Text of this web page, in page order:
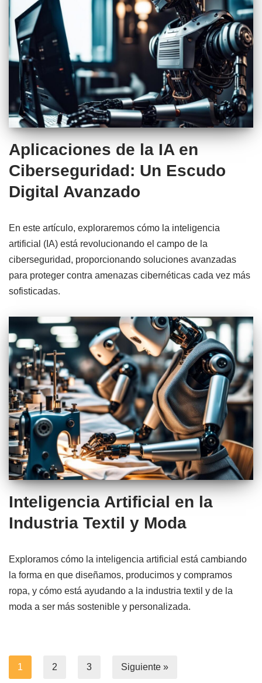
Aplicaciones de la IA en
Ciberseguridad: Un Escudo
Digital Avanzado
En este artículo, exploraremos cómo la inteligencia
artificial (IA) está revolucionando el campo de la
ciberseguridad, proporcionando soluciones avanzadas
para proteger contra amenazas cibernéticas cada vez más
sofisticadas.
Inteligencia Artificial en la
Industria Textil y Moda
Exploramos cómo la inteligencia artificial está cambiando
la forma en que diseñamos, producimos y compramos
ropa, y cómo está ayudando a la industria textil y de la
moda a ser más sostenible y personalizada.
1 2 3 Siguiente »